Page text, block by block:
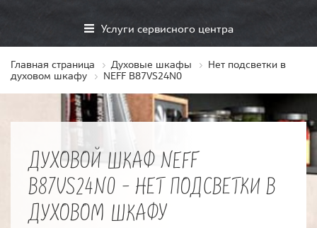
Услуги сервисного центра
Главная страница Духовые шкафы
Нет подсветки в
духовом шкафу
NEFF B87VS24N0
ДУХОВОЙ ШКАФ NEFF
B87VS24N0 - НЕТ ПОДСВЕТКИ В
ДУХОВОМ ШКАФУ